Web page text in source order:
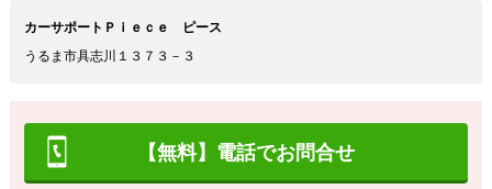
カーサポートＰｉｅｃｅ ピース
うるま市具志川１３７３－３
【無料】電話でお問合せ